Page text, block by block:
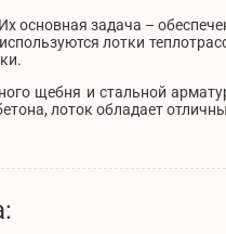
основная задача –
лотки
щебня и стальной
лоток обладает